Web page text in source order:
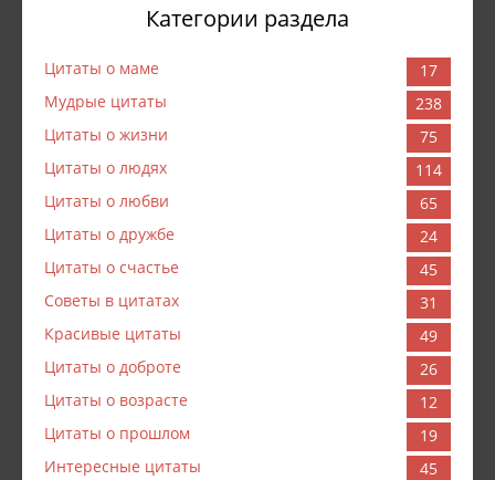
Категории раздела
Цитаты о маме
17
Мудрые цитаты
238
Цитаты о жизни
75
Цитаты о людях
114
Цитаты о любви
65
Цитаты о дружбе
24
Цитаты о счастье
45
Советы в цитатах
31
Красивые цитаты
49
Цитаты о доброте
26
Цитаты о возрасте
12
Цитаты о прошлом
19
Интересные цитаты
45